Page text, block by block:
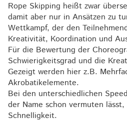
Rope Skipping heißt zwar
damit aber nur in Ansätzen zu
Wettkampf, der den
Kreativität, Koordination und
Für die Bewertung der
Schwierigkeitsgrad und die
Gezeigt werden hier z.B.
Akrobatikelemente.
Bei den unterschiedlichen
der Name schon vermuten lässt,
Schnelligkeit.